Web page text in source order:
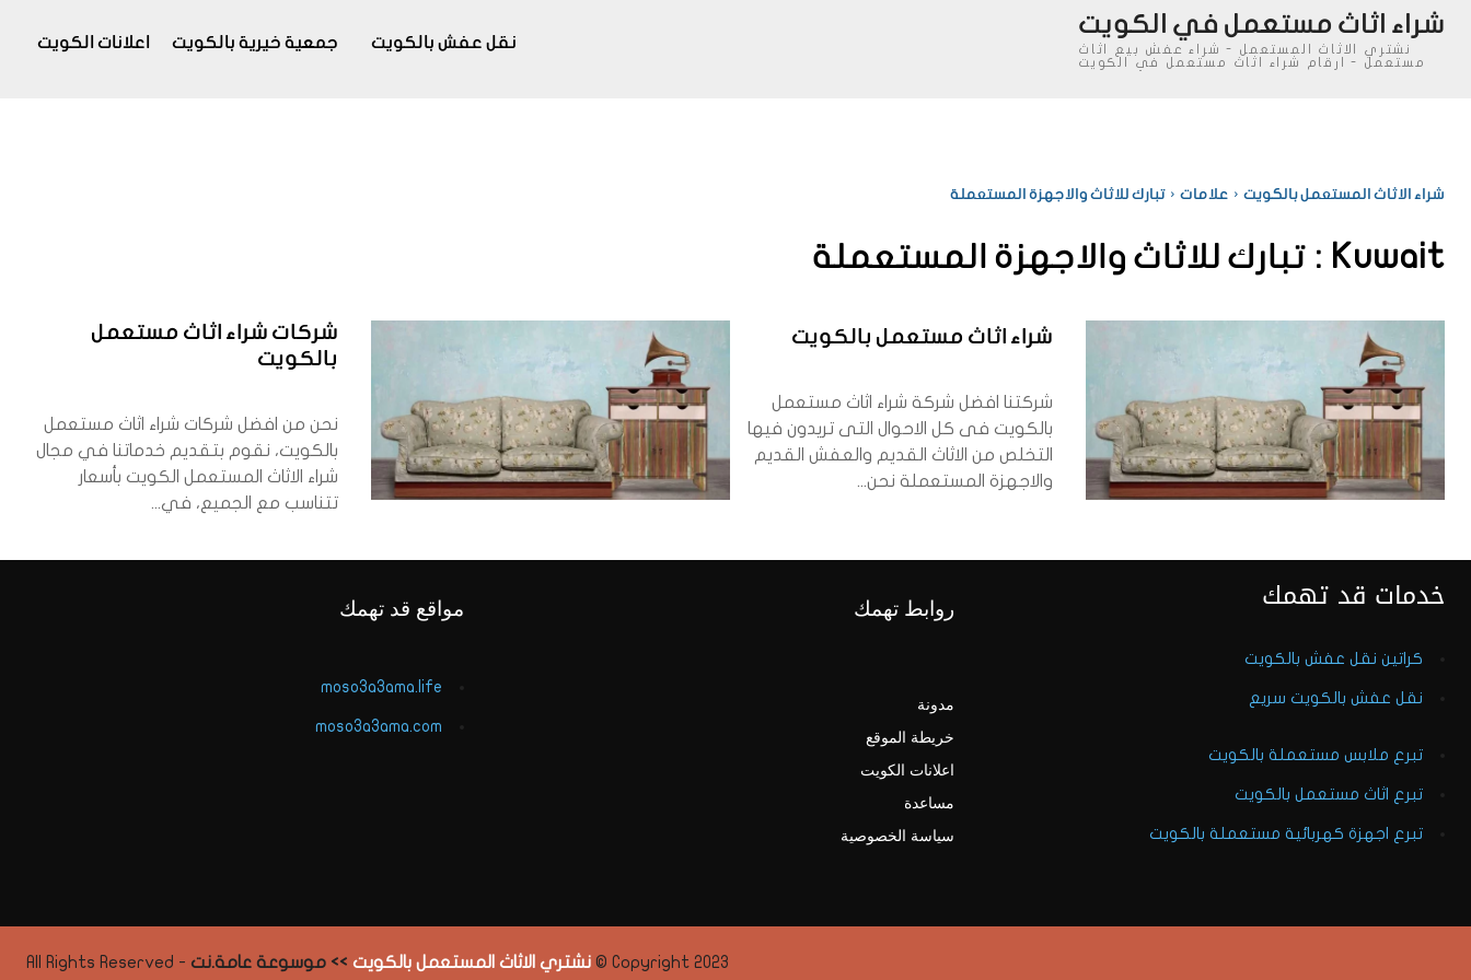
نقل عفش بالكويت جمعية خيرية بالكويت اعلانات الكويت
شراء اثاث مستعمل في الكويت
نشتري الاثاث المستعمل - شراء عفش بيع اثاث
مستعمل - ارقام شراء اثاث مستعمل في الكويت
شراء الاثاث المستعمل بالكويت علامات تبارك للاثاث والاجهزة المستعملة
Kuwait : تبارك للاثاث والاجهزة المستعملة
شراء اثاث مستعمل بالكويت
شركتنا افضل شركة شراء اثاث مستعمل
بالكويت فى كل الاحوال التى تريدون فيها
التخلص من الاثاث القديم والعفش القديم
والاجهزة المستعملة نحن...
شركات شراء اثاث مستعمل
بالكويت
نحن من افضل شركات شراء اثاث مستعمل
بالكويت، نقوم بتقديم خدماتنا في مجال
شراء الاثاث المستعمل الكويت بأسعار
تتناسب مع الجميع، في...
مواقع قد تهمك
moso3a3ama.life
moso3a3ama.com
روابط تهمك
مدونة
خريطة الموقع
اعلانات الكويت
مساعدة
سياسة الخصوصية
خدمات قد تهمك
كراتين نقل عفش بالكويت
نقل عفش بالكويت سريع
تبرع ملابس مستعملة بالكويت
تبرع اثاث مستعمل بالكويت
تبرع اجهزة كهربائية مستعملة بالكويت
Copyright 2023 © نشتري الاثاث المستعمل بالكويت >> موسوعة عامة.نت - All Rights Reserved